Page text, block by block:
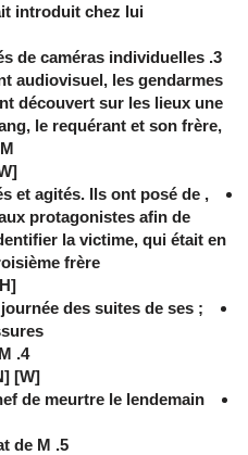
introduit chez lui.
de caméras individuelles
audiovisuel, les gendarmes
découvert sur les lieux une
le requérant et son frère,
M.
[W]
et agités. Ils ont posé de
protagonistes afin de
la victime, qui était en
frère,
[H]
des suites de ses
4. MM.
[W] et [N]
de meurtre le lendemain.
5. L'avocat de M.